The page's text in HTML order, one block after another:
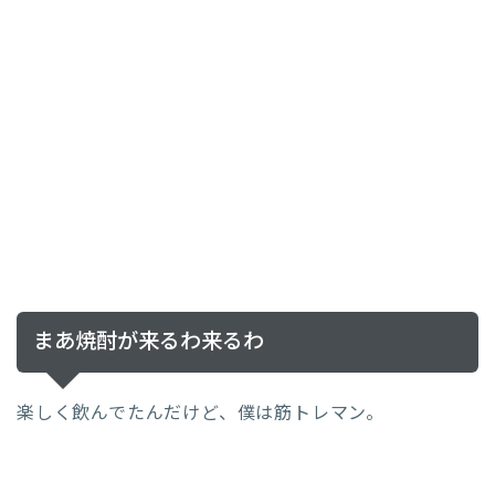
まあ焼酎が来るわ来るわ
楽しく飲んでたんだけど、僕は筋トレマン。